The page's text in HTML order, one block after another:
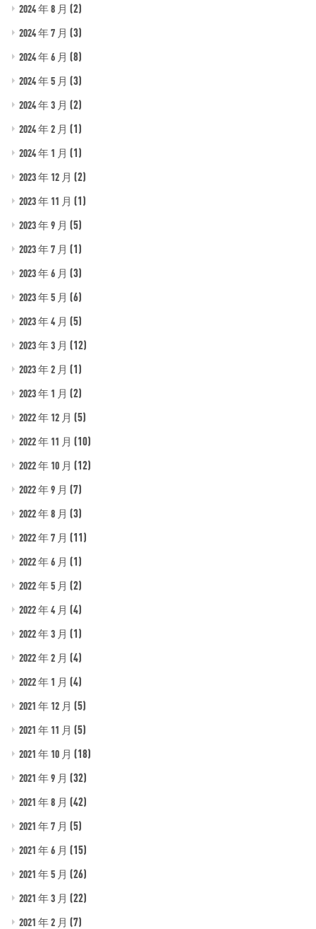
2024 年 8 月 (2)
2024 年 7 月 (3)
2024 年 6 月 (8)
2024 年 5 月 (3)
2024 年 3 月 (2)
2024 年 2 月 (1)
2024 年 1 月 (1)
2023 年 12 月 (2)
2023 年 11 月 (1)
2023 年 9 月 (5)
2023 年 7 月 (1)
2023 年 6 月 (3)
2023 年 5 月 (6)
2023 年 4 月 (5)
2023 年 3 月 (12)
2023 年 2 月 (1)
2023 年 1 月 (2)
2022 年 12 月 (5)
2022 年 11 月 (10)
2022 年 10 月 (12)
2022 年 9 月 (7)
2022 年 8 月 (3)
2022 年 7 月 (11)
2022 年 6 月 (1)
2022 年 5 月 (2)
2022 年 4 月 (4)
2022 年 3 月 (1)
2022 年 2 月 (4)
2022 年 1 月 (4)
2021 年 12 月 (5)
2021 年 11 月 (5)
2021 年 10 月 (18)
2021 年 9 月 (32)
2021 年 8 月 (42)
2021 年 7 月 (5)
2021 年 6 月 (15)
2021 年 5 月 (26)
2021 年 3 月 (22)
2021 年 2 月 (7)